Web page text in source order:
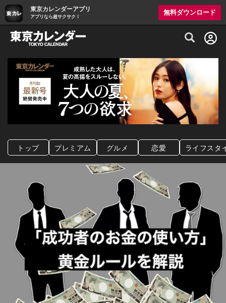
東京カレンダーアプリ
アプリなら超サクサク！
無料ダウンロード
グルメ情報・プレミアムレストラン予約
トップ プレミアム グルメ 恋愛 ライフスタ